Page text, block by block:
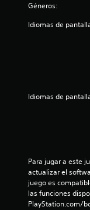
Géneros:
Idiomas de
Idiomas de
Para jugar a este
actualizar el
juego es
las funciones
PlayStation.com/